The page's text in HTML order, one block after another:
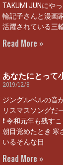
TAKUMI JUNにや
輪記子さんと漫画
活躍されている三
Read More »
あなたにとって
2019/12/8
ジングルベルの音
リスマスソングだ
❗ 令和元年も残す
朝目覚めたとき 寒
いるそんな日
Read More »